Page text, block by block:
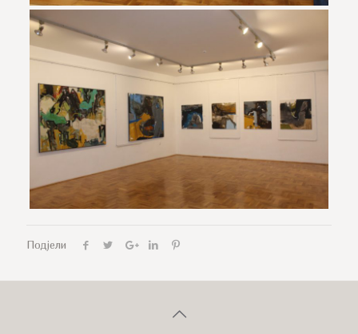
Подјели